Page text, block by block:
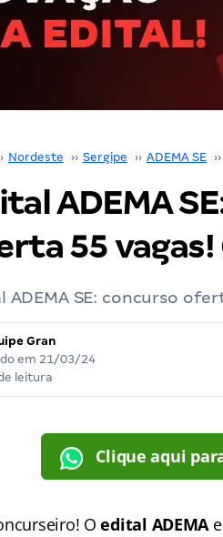
Nordeste ›› Sergipe ›› ADEMA SE ››
ADEMA
55 vagas!
ADEMA SE: concurso
Gran
em 21/03/24
leitura
Clique aqui
Oedital ADEMA